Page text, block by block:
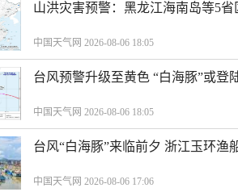
山洪灾害预警：黑龙江海南岛等5
中国天气网 2026-08-06 18:05
台风预警升级至黄色 “白海豚”或登
中国天气网 2026-08-06 18:05
台风“白海豚”来临前夕 浙江玉环渔
中国天气网 2026-08-06 17:06